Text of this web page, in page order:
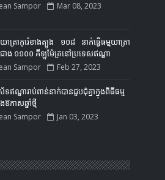
Sampor Mar 08, 2023
យាត្រាកូរ៉េខាងត្បូង ១០៨ នាក់ធ្វើធម្មយាត្រា
ជាង ១១០០ គីឡូម៉ែត្រនៅប្រទេសឥណ្ឌា
Sampor Feb 27, 2023
ទឥណ្ឌារាប់ពាន់នាក់បានជួបជុំគ្នាក្នុងពិធីធម្ម
ឱកាសឆ្នាំថ្មី
Sampor Jan 03, 2023